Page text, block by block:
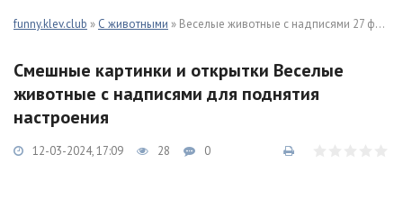
funny.klev.club » С животными » Веселые животные с надписями 27 фото
Смешные картинки и открытки Веселые
животные с надписями для поднятия
настроения
12-03-2024, 17:09 28 0